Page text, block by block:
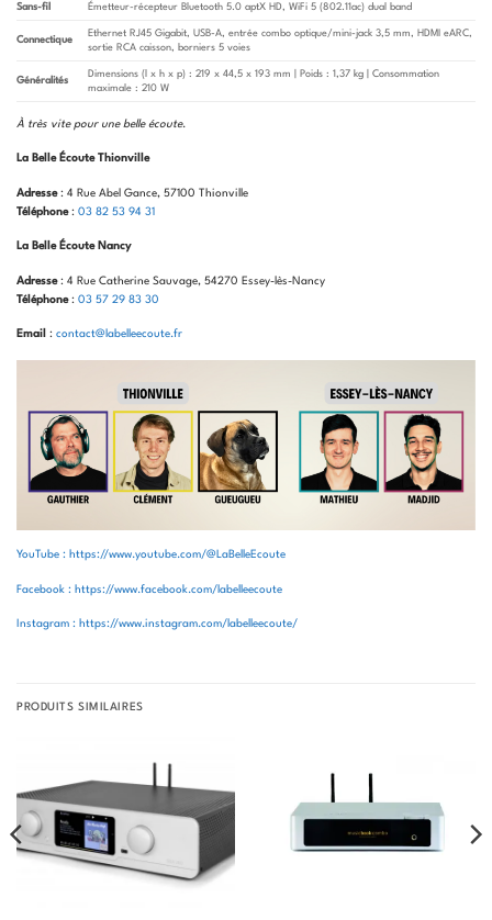
Sans-fil Émetteur-récepteur Bluetooth 5.0 aptX HD, WiFi 5 (802.11ac) dual band
Connectique
Ethernet RJ45 Gigabit, USB-A, entrée combo optique/mini-jack 3,5 mm, HDMI eARC,
sortie RCA caisson, borniers 5 voies
Généralités
Dimensions (l x h x p) : 219 x 44,5 x 193 mm | Poids : 1,37 kg | Consommation
maximale : 210 W
À très vite pour une belle écoute.
La Belle Écoute Thionville
Adresse: 4 Rue Abel Gance, 57100 Thionville
Téléphone: 03 82 53 94 31
La Belle Écoute Nancy
Adresse: 4 Rue Catherine Sauvage, 54270 Essey-lès-Nancy
Téléphone: 03 57 29 83 30
Email : contact@labelleecoute.fr
YouTube : https://www.youtube.com/@LaBelleEcoute
Facebook : https://www.facebook.com/labelleecoute
Instagram : https://www.instagram.com/labelleecoute/
PRODUITS SIMILAIRES